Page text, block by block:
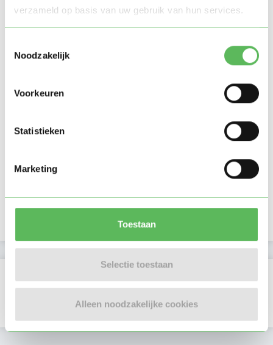
verzameld op basis van uw gebruik van hun services.
Noodzakelijk
Voorkeuren
Statistieken
Marketing
Toestaan
Selectie toestaan
Alleen noodzakelijke cookies
Er zijn nog geen beoordelingen